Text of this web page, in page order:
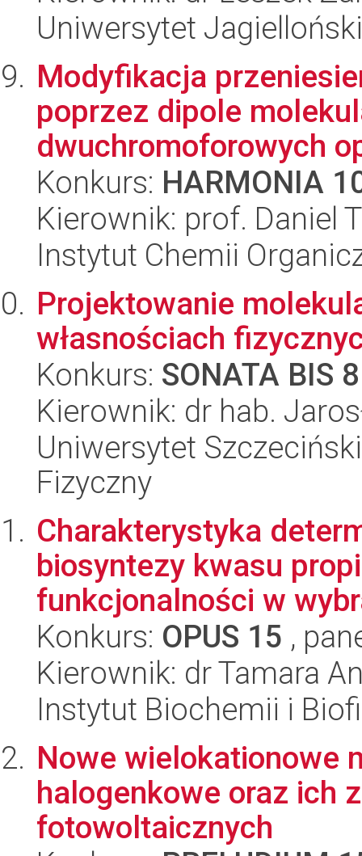
Uniwersytet
Modyfikacja
poprzez dipole
dwuchromoforowych
Konkurs: HARMONIA
Kierownik: prof. Daniel
Instytut Chemii
Projektowanie
własnościach
Konkurs: SONATA BIS 8
Kierownik: dr hab.
Uniwersytet
Fizyczny
Charakterystyka
biosyntezy kwasu
funkcjonalności w
Konkurs: OPUS 15 ,
Kierownik: dr Tamara
Instytut Biochemii i
Nowe wielokationowe
halogenkowe oraz ich
fotowoltaicznych